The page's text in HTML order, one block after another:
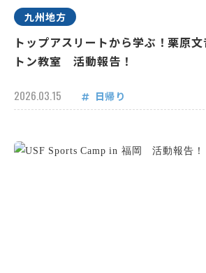
九州地方
トップアスリートから学ぶ！栗原
トン教室 活動報告！
2026.03.15 日帰り